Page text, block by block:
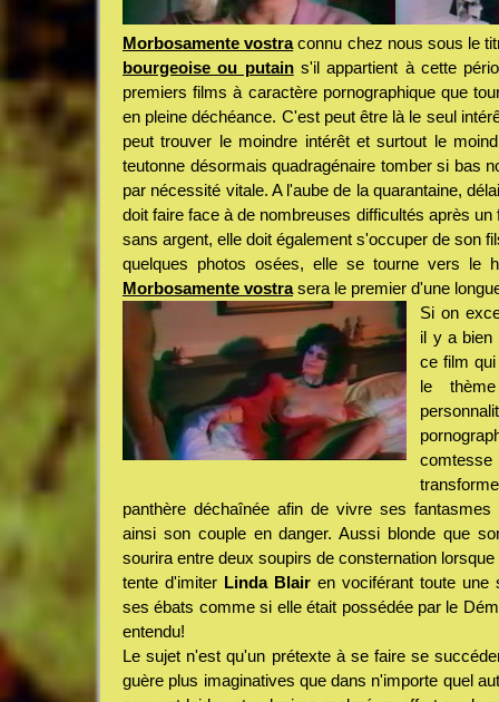
Morbosamente vostraconnu chez nous sous le
bourgeoise ou putains'il appartient à cette
premiers films à caractère pornographique que
en pleine déchéance. C'est peut être là le seul
peut trouver le moindre intérêt et surtout le
teutonne désormais quadragénaire tomber si bas
par nécessité vitale. A l'aube de la quarantaine,
doit faire face à de nombreuses difficultés après
sans argent, elle doit également s'occuper de son
quelques photos osées, elle se tourne vers le
Morbosamente vostrasera le premier d'une
Si on
il y a bien
ce film
le
comtesse
panthère déchaînée afin de vivre ses
ainsi son couple en danger. Aussi blonde que
sourira entre deux soupirs de consternation
tente d'imiter Linda Blair en vociférant toute une
ses ébats comme si elle était possédée par le
entendu!
Le sujet n'est qu'un prétexte à se faire se
guère plus imaginatives que dans n'importe quel